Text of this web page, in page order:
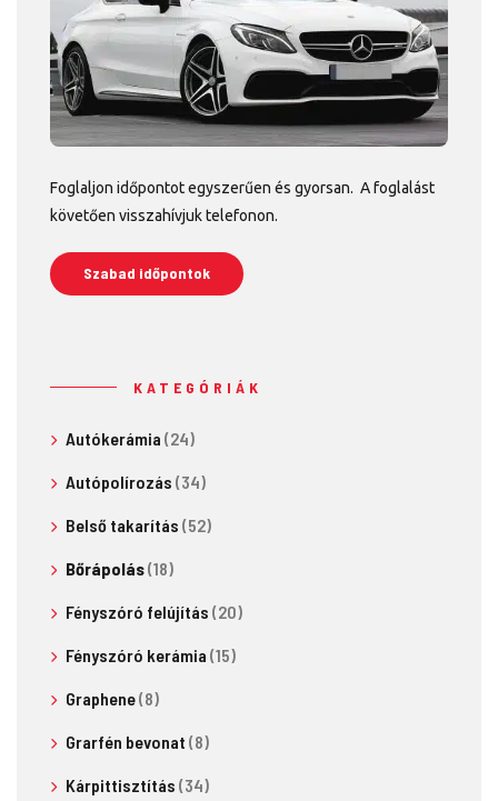
Foglaljon időpontot egyszerűen és gyorsan. A foglalást
követően visszahívjuk telefonon.
Szabad időpontok
KATEGÓRIÁK
Autókerámia (24)
Autópolírozás (34)
Belső takarítás (52)
Bőrápolás(18)
Fényszóró felújítás (20)
Fényszóró kerámia (15)
Graphene(8)
Grarfén bevonat (8)
Kárpittisztítás (34)